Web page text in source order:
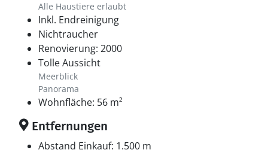
Alle Haustiere erlaubt
Inkl. Endreinigung
Nichtraucher
Renovierung: 2000
Tolle Aussicht
Meerblick
Panorama
Wohnfläche: 56 m²
Entfernungen
Abstand Einkauf: 1.500 m